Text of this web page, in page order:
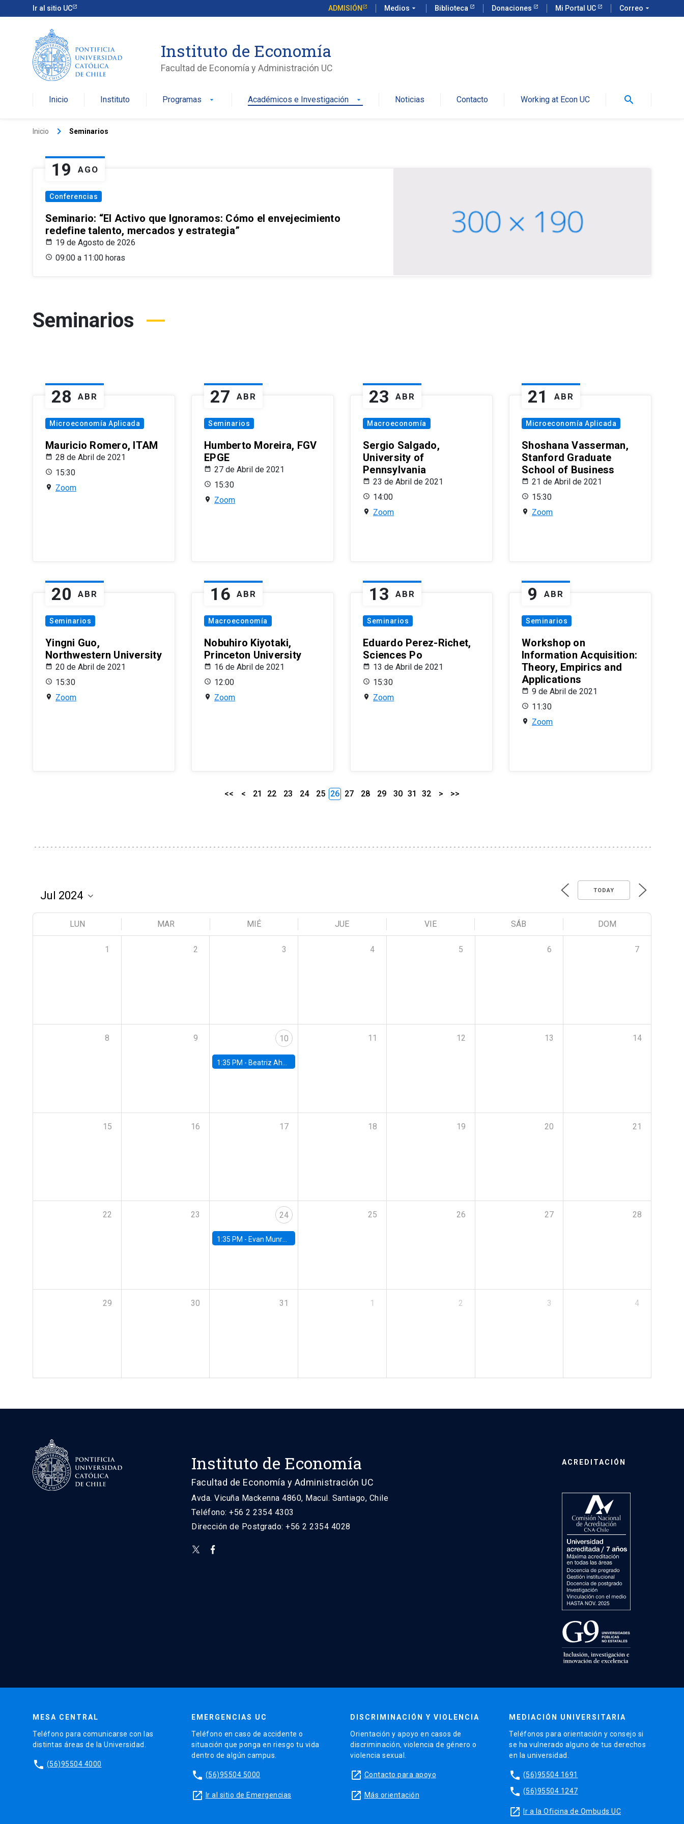
Ir al sitio UC ADMISIÓN Medios arrow_drop_down Biblioteca Donaciones Mi Portal UC Correo arrow_drop_down
Instituto de Economía
Facultad de Economía y Administración UC
Inicio Instituto Programas arrow_drop_down Académicos e Investigación arrow_drop_down Noticias Contacto Working at Econ UC search
Inicio keyboard_arrow_right Seminarios
19 AGO
Conferencias
Seminario: “El Activo que Ignoramos: Cómo el envejecimiento
redefine talento, mercados y estrategia”
19 de Agosto de 2026
09:00 a 11:00 horas
Seminarios
28 ABR
Microeconomía Aplicada
Mauricio Romero, ITAM
28 de Abril de 2021
15:30
Zoom
27 ABR
Seminarios
Humberto Moreira, FGV
EPGE
27 de Abril de 2021
15:30
Zoom
23 ABR
Macroeconomía
Sergio Salgado,
University of
Pennsylvania
23 de Abril de 2021
14:00
Zoom
21 ABR
Microeconomía Aplicada
Shoshana Vasserman,
Stanford Graduate
School of Business
21 de Abril de 2021
15:30
Zoom
20 ABR
Seminarios
Yingni Guo,
Northwestern University
20 de Abril de 2021
15:30
Zoom
16 ABR
Macroeconomía
Nobuhiro Kiyotaki,
Princeton University
16 de Abril de 2021
12:00
Zoom
13 ABR
Seminarios
Eduardo Perez-Richet,
Sciences Po
13 de Abril de 2021
15:30
Zoom
9 ABR
Seminarios
Workshop on
Information Acquisition:
Theory, Empirics and
Applications
9 de Abril de 2021
11:30
Zoom
<< < 21 22 23 24 25 26 27 28 29 30 31 32 > >>
TODAY
LUN MAR MIÉ JUE VIE SÁB DOM
1 2 3 4 5 6 7
8 9 10
1:35 PM - Beatriz Ahumada, PhD candidate, Universidad de Pittsburgh
11 12 13 14
15 16 17 18 19 20 21
22 23 24
1:35 PM - Evan Munro, Neyman Visiting Assistant Professor in the Department of Statistics at UC Berkeley
25 26 27 28
29 30 31 1 2 3 4
Instituto de Economía
Facultad de Economía y Administración UC
Avda. Vicuña Mackenna 4860, Macul. Santiago, Chile
Teléfono: +56 2 2354 4303
Dirección de Postgrado: +56 2 2354 4028
ACREDITACIÓN
MESA CENTRAL
Teléfono para comunicarse con las
distintas áreas de la Universidad.
phone (56)95504 4000
EMERGENCIAS UC
Teléfono en caso de accidente o
situación que ponga en riesgo tu vida
dentro de algún campus.
phone (56)95504 5000
launch Ir al sitio de Emergencias
DISCRIMINACIÓN Y VIOLENCIA
Orientación y apoyo en casos de
discriminación, violencia de género o
violencia sexual.
launch Contacto para apoyo
launch Más orientación
MEDIACIÓN UNIVERSITARIA
Teléfonos para orientación y consejo si
se ha vulnerado alguno de tus derechos
en la universidad.
phone (56)95504 1691
phone (56)95504 1247
launch Ir a la Oficina de Ombuds UC